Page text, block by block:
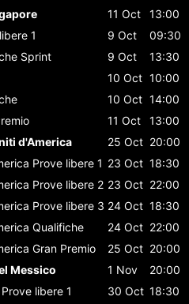
11 Oct
13:00
1 9 Oct
09:30
Sprint 9 Oct
13:30
10 Oct 10:00
10 Oct 14:00
11 Oct
13:00
d'America
25 Oct 20:00
Prove libere 1 23 Oct 18:30
Prove libere 2 23 Oct 22:00
Prove libere 3 24 Oct 18:30
Qualifiche 24 Oct 22:00
Gran Premio 25 Oct 20:00
Messico
1 Nov
20:00
Prove libere 1 30 Oct 18:30